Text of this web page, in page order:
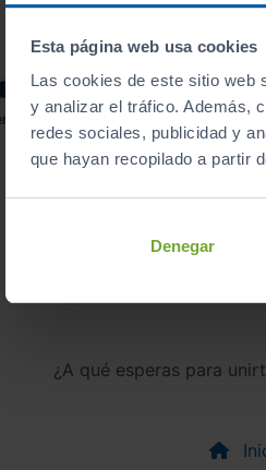
Esta página web usa cookies
Las cookies de este sitio web
y analizar el tráfico. Además,
redes sociales, publicidad y
que hayan recopilado a partir
Denegar
¿A qué esperas para